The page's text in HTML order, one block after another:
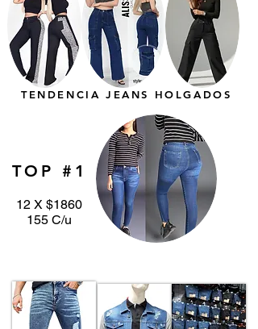
TENDENCIA JEANS HOLGADOS
12 X $1860
155 C/u
TOP #1